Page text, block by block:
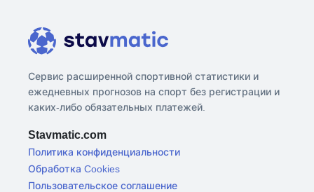
Сервис расширенной спортивной статистики и
ежедневных прогнозов на спорт без регистрации и
каких-либо обязательных платежей.
Stavmatic.com
Политика конфиденциальности
Обработка Cookies
Пользовательское соглашение